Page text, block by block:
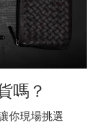
嗎？
你現場挑選